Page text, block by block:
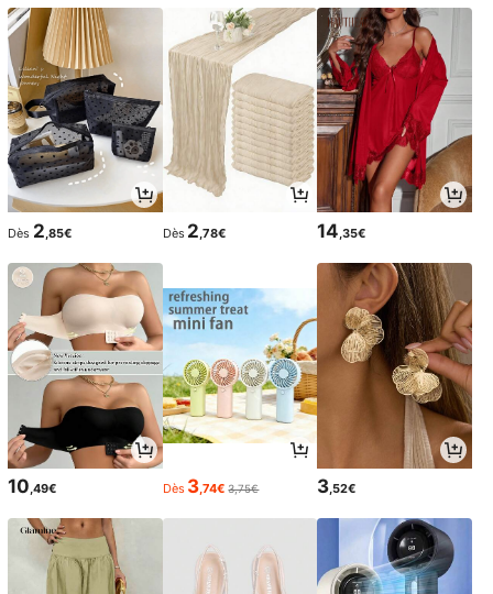
Dès 2 ,85€ Dès 2 ,78€ 14 ,35€
10,49€ Dès 3,74€ 3,75€ 3,52€